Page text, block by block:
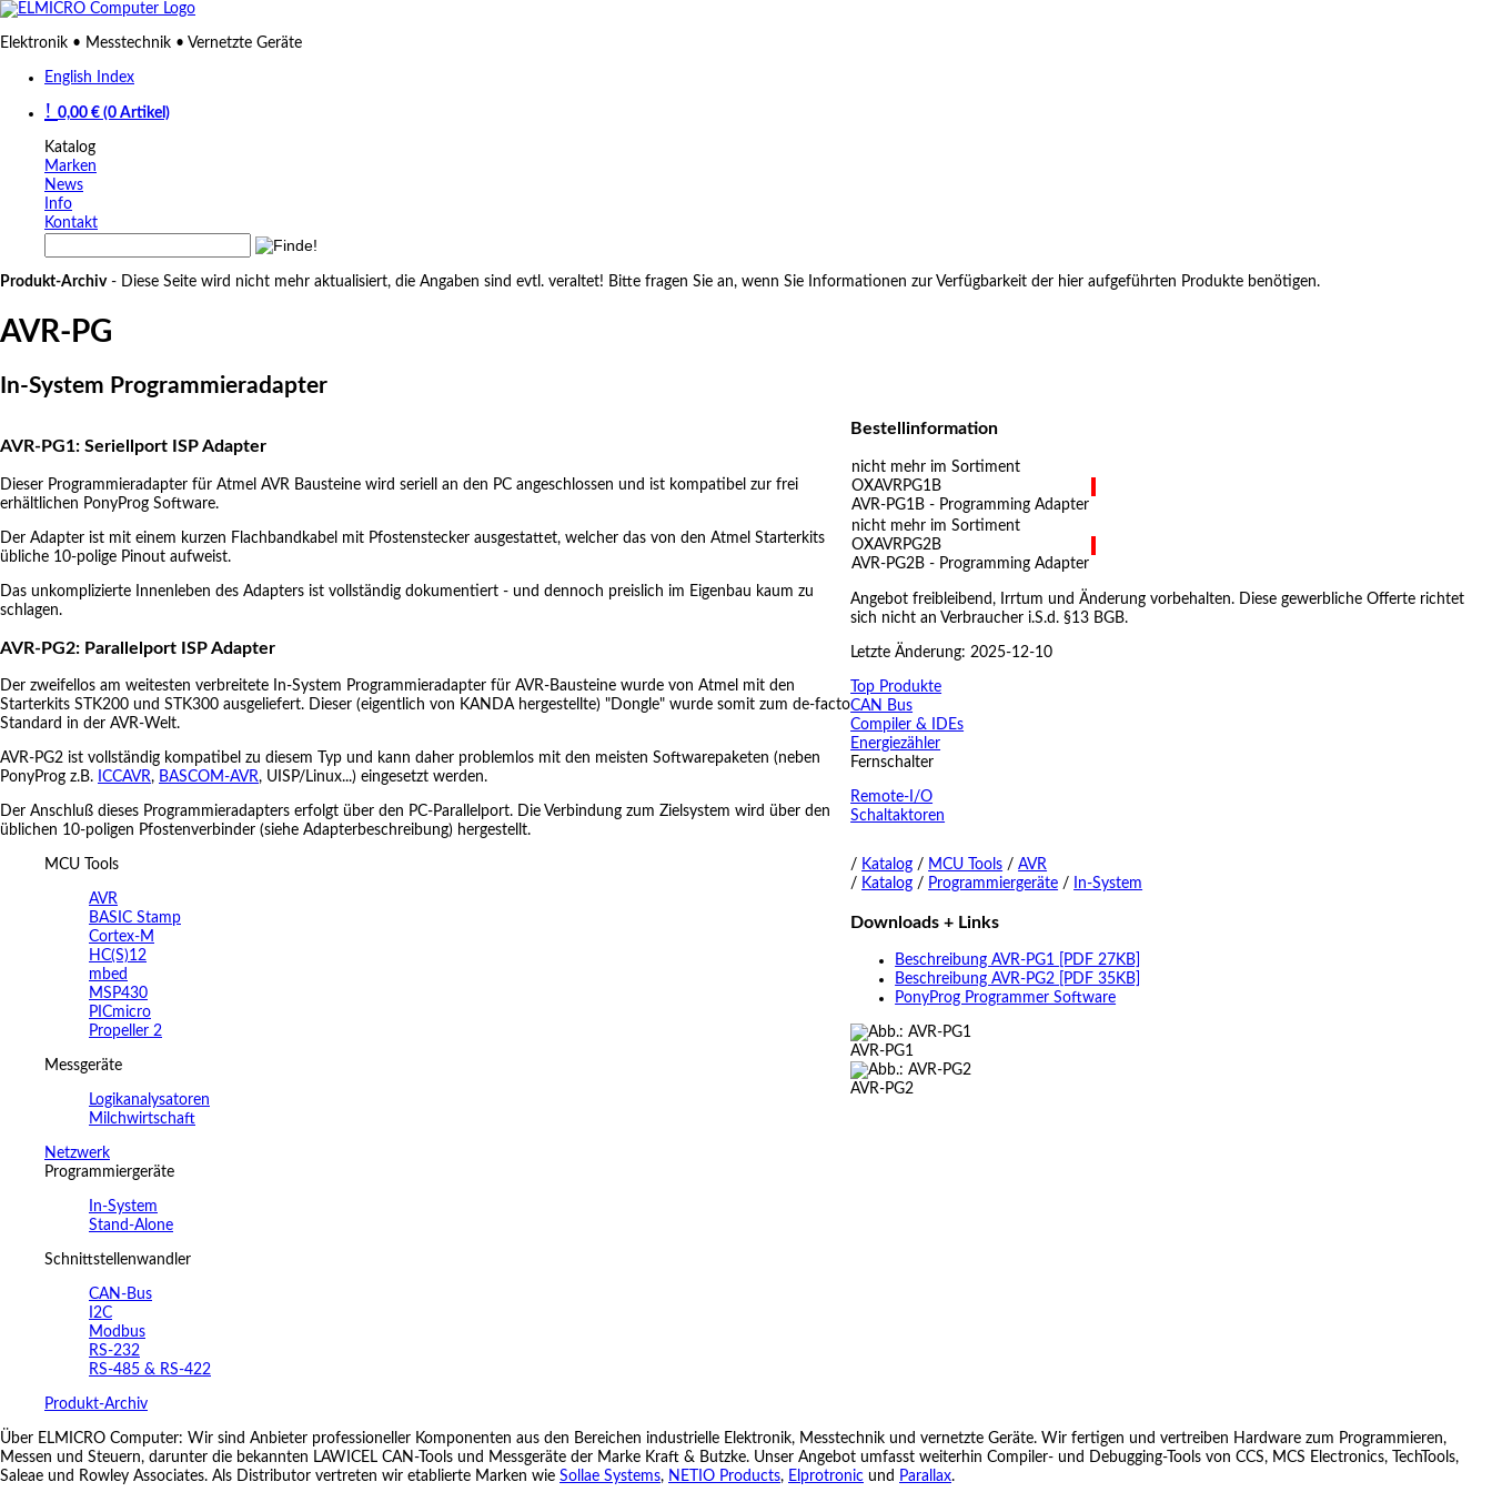
Elektronik • Messtechnik • Vernetzte Geräte
English Index
0,00 € (0 Artikel)
Katalog
Marken
News
Info
Kontakt
Produkt-Archiv- Diese Seite wird nicht mehr aktualisiert, die Angaben sind evtl. veraltet! Bitte fragen Sie an, wenn Sie Informationen zur Verfügbarkeit der hier aufgeführten Produkte benötigen.
AVR-PG
In-System Programmieradapter
AVR-PG1: Seriellport ISP Adapter
Dieser Programmieradapter für Atmel AVR Bausteine wird seriell an den PC angeschlossen und ist kompatibel zur frei
erhältlichen PonyProg Software.
Der Adapter ist mit einem kurzen Flachbandkabel mit Pfostenstecker ausgestattet, welcher das von den Atmel Starterkits
übliche 10-polige Pinout aufweist.
Das unkomplizierte Innenleben des Adapters ist vollständig dokumentiert - und dennoch preislich im Eigenbau kaum zu
schlagen.
AVR-PG2: Parallelport ISP Adapter
Der zweifellos am weitesten verbreitete In-System Programmieradapter für AVR-Bausteine wurde von Atmel mit den
Starterkits STK200 und STK300 ausgeliefert. Dieser (eigentlich von KANDA hergestellte) "Dongle" wurde somit zum de-facto
Standard in der AVR-Welt.
AVR-PG2 ist vollständig kompatibel zu diesem Typ und kann daher problemlos mit den meisten Softwarepaketen (neben
PonyProg z.B. ICCAVR, BASCOM-AVR, UISP/Linux...) eingesetzt werden.
Der Anschluß dieses Programmieradapters erfolgt über den PC-Parallelport. Die Verbindung zum Zielsystem wird über den
üblichen 10-poligen Pfostenverbinder (siehe Adapterbeschreibung) hergestellt.
/ Katalog / MCU Tools /AVR
/ Katalog / Programmiergeräte / In-System
Downloads + Links
Beschreibung AVR-PG1
[PDF 27KB]
Beschreibung AVR-PG2
[PDF 35KB]
PonyProg Programmer Software
AVR-PG1
AVR-PG2
Bestellinformation
nicht mehr im Sortiment
OXAVRPG1B
AVR-PG1B - Programming Adapter
nicht mehr im Sortiment
OXAVRPG2B
AVR-PG2B - Programming Adapter
Angebot freibleibend, Irrtum und Änderung vorbehalten. Diese gewerbliche Offerte richtet
sich nicht an Verbraucher i.S.d. §13 BGB.
Letzte Änderung: 2025-12-10
Top Produkte
CAN Bus
Compiler & IDEs
Energiezähler
Fernschalter
Remote-I/O
Schaltaktoren
MCU Tools
AVR
BASIC Stamp
Cortex-M
HC(S)12
mbed
MSP430
PICmicro
Propeller 2
Messgeräte
Logikanalysatoren
Milchwirtschaft
Netzwerk
Programmiergeräte
In-System
Stand-Alone
Schnittstellenwandler
CAN-Bus
I2C
Modbus
RS-232
RS-485 & RS-422
Produkt-Archiv
Über ELMICRO Computer: Wir sind Anbieter professioneller Komponenten aus den Bereichen industrielle Elektronik, Messtechnik und vernetzte Geräte. Wir fertigen und vertreiben Hardware zum Programmieren,
Messen und Steuern, darunter die bekannten LAWICEL CAN-Tools und Messgeräte der Marke Kraft & Butzke. Unser Angebot umfasst weiterhin Compiler- und Debugging-Tools von CCS, MCS Electronics, TechTools,
Saleae und Rowley Associates. Als Distributor vertreten wir etablierte Marken wie Sollae Systems, NETIO Products, Elprotronic und Parallax.